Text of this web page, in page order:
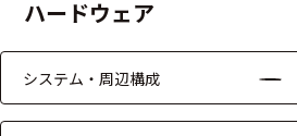
センサ
モジュー
ハードウェア
システム・周辺構成